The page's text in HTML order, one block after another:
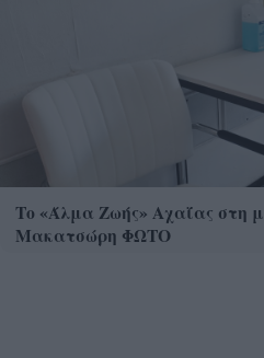
Το «Άλμα Ζωής» Αχαΐας στη
Μακατσώρη ΦΩΤΟ